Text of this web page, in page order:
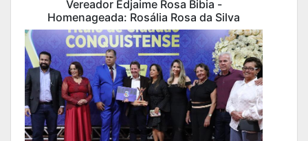
Vereador Edjaime Rosa Bibia -
Homenageada: Rosália Rosa da Silva